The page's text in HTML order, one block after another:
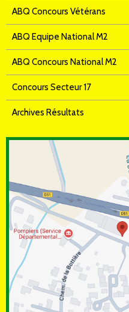
ABQ Concours Vétérans
ABQ Equipe National M2
ABQ Concours National M2
Concours Secteur 17
Archives Résultats